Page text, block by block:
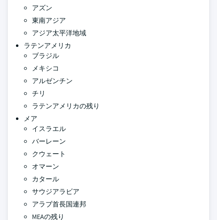
アズン
東南アジア
アジア太平洋地域
ラテンアメリカ
ブラジル
メキシコ
アルゼンチン
チリ
ラテンアメリカの残り
メア
イスラエル
バーレーン
クウェート
オマーン
カタール
サウジアラビア
アラブ首長国連邦
MEAの残り